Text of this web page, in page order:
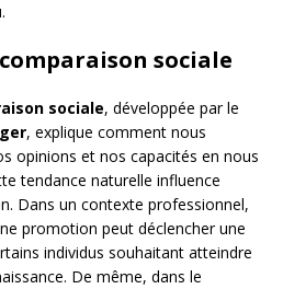
sociale
sociale, développée par le
, explique comment nous
opinions et nos capacités en nous
tendance naturelle influence
Dans un contexte professionnel,
promotion peut déclencher une
individus souhaitant atteindre
De même, dans le